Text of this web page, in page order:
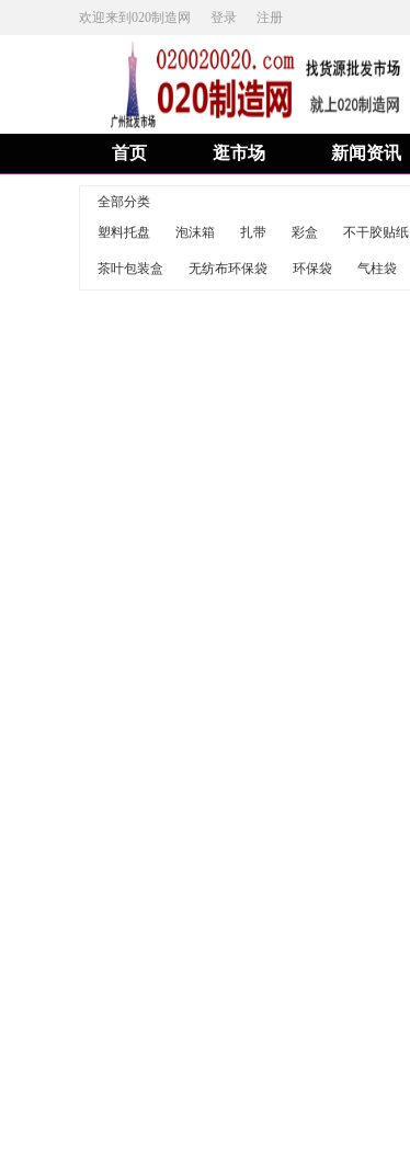
欢迎来到020制造网 登录 注册
首页 逛市场 新闻资讯
全部分类
塑料托盘
泡沫箱 扎带 彩盒 不干胶贴纸
茶叶包装盒 无纺布环保袋 环保袋 气柱袋